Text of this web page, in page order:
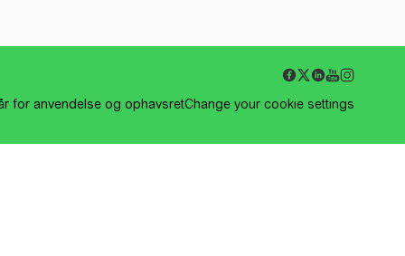
for anvendelse og ophavsretChange your cookie settings